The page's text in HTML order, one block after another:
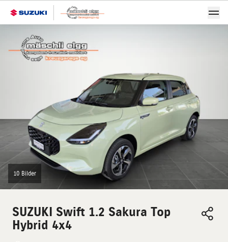
10 Bilder
SUZUKI Swift 1.2 Sakura Top
Hybrid 4x4